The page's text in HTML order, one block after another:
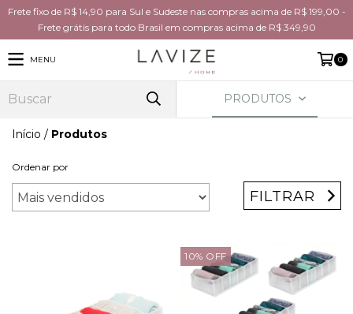
Frete fixo de R$ 14,90 para Sul e Sudeste nas compras acima de R$ 199,00 -
Frete grátis para todo Brasil em compras acima de R$ 349,90
MENU 0
PRODUTOS
Início / Produtos
Ordenar por
FILTRAR
10% OFF